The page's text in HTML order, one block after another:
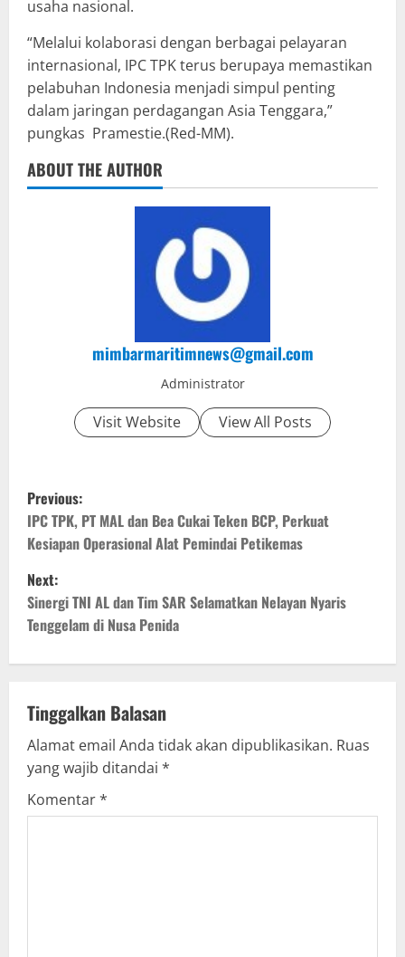
usaha nasional.
“Melalui kolaborasi dengan berbagai pelayaran
internasional, IPC TPK terus berupaya memastikan
pelabuhan Indonesia menjadi simpul penting
dalam jaringan perdagangan Asia Tenggara,”
pungkas Pramestie.(Red-MM).
ABOUT THE AUTHOR
mimbarmaritimnews@gmail.com
Administrator
Visit Website View All Posts
P
o
s
t
n
v
i
g
Previous:
IPC TPK, PT MAL dan Bea Cukai Teken BCP, Perkuat
Kesiapan Operasional Alat Pemindai Petikemas
Next:
Sinergi TNI AL dan Tim SAR Selamatkan Nelayan Nyaris
Tenggelam di Nusa Penida
Tinggalkan Balasan
Alamat email Anda tidak akan dipublikasikan. Ruas
yang wajib ditandai *
Komentar*